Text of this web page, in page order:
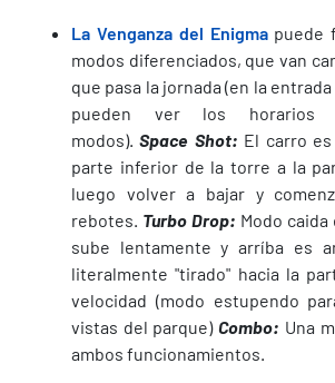
La Venganza del Enigma puede
modos diferenciados, que van
que pasa la jornada (en la
pueden ver los
modos).Space Shot: El carro
parte inferior de la torre a la
luego volver a bajar y
rebotes. Turbo Drop: Modo
sube lentamente y arríba es
literalmente "tirado" hacia la
velocidad (modo estupendo
vistas del parque)Combo: Una
ambos funcionamientos.